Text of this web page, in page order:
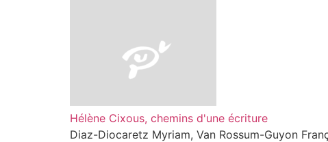
Hélène Cixous, chemins d'une écriture
Diaz-Diocaretz Myriam, Van Rossum-Guyon